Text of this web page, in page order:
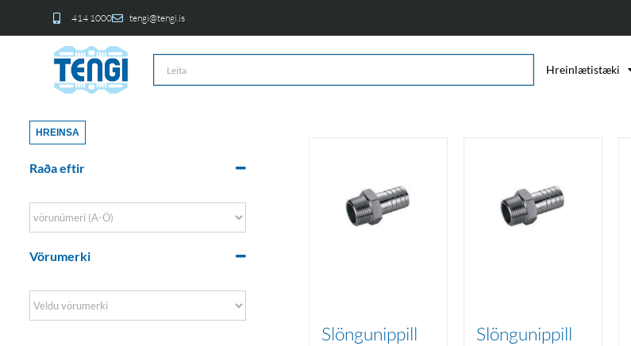
414 1000 tengi@tengi.is
Hreinlætistæki
Slöngunippill
Slöngunippill
HREINSA
Raða eftir
Sort Products
Vörumerki